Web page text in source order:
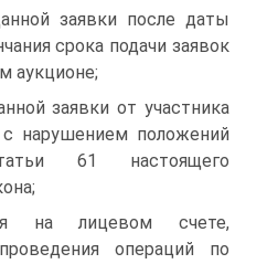
заявки после даты
срока подачи заявок
аукционе;
заявки от участника
с нарушением положений
61 настоящего
на лицевом счете,
операций по